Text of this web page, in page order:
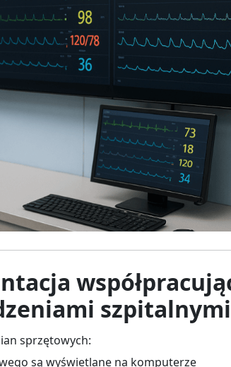
szpitalnymi
sprzętowych:
są wyświetlane na komputerze